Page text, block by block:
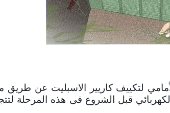
لتكييفكاريير الاسبليت عن طريق
قبل الشروع فى هذه المرحلة